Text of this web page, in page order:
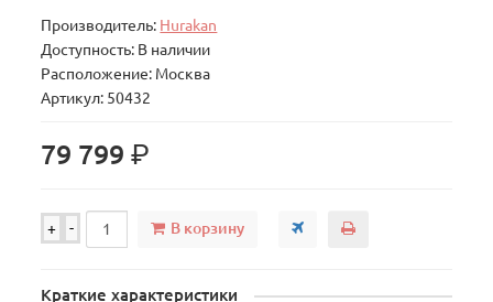
Производитель: Hurakan
Доступность: В наличии
Расположение: Москва
Артикул: 50432
79 799р.
+ - В корзину
Краткие характеристики